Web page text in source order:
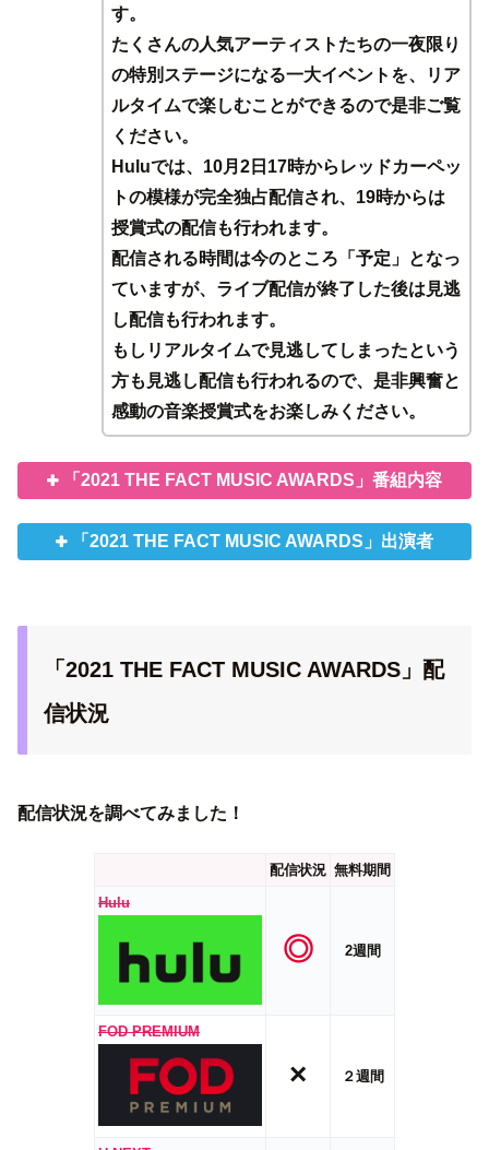
す。
たくさんの人気アーティストたちの一夜限り
の特別ステージになる一大イベントを、リア
ルタイムで楽しむことができるので是非ご覧
ください。
Huluでは、10月2日17時からレッドカーペッ
トの模様が完全独占配信され、19時からは
授賞式の配信も行われます。
配信される時間は今のところ「予定」となっ
ていますが、ライブ配信が終了した後は見逃
し配信も行われます。
もしリアルタイムで見逃してしまったという
方も見逃し配信も行われるので、是非興奮と
感動の音楽授賞式をお楽しみください。
「2021 THE FACT MUSIC AWARDS」番組内容
「2021 THE FACT MUSIC AWARDS」出演者
「2021 THE FACT MUSIC AWARDS」配
信状況
配信状況を調べてみました！
配信状況 無料期間
Hulu
◎ 2週間
FOD PREMIUM
× ２週間